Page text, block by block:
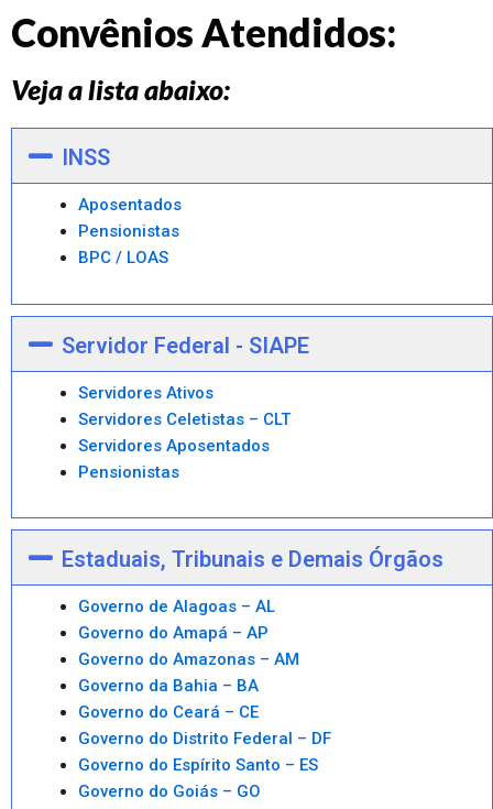
Convênios Atendidos:
Veja a lista abaixo:
INSS
Aposentados
Pensionistas
BPC / LOAS
Servidor Federal - SIAPE
Servidores Ativos
Servidores Celetistas – CLT
Servidores Aposentados
Pensionistas
Estaduais, Tribunais e Demais Órgãos
Governo de Alagoas – AL
Governo do Amapá – AP
Governo do Amazonas – AM
Governo da Bahia – BA
Governo do Ceará – CE
Governo do Distrito Federal – DF
Governo do Espírito Santo – ES
Governo do Goiás – GO